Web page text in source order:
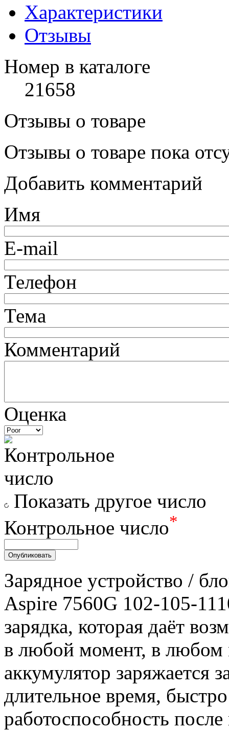
Характеристики
Отзывы
Номер в каталоге
21658
Отзывы о товаре
Отзывы о товаре пока
Добавить комментарий
Имя
E-mail
Телефон
Тема
Комментарий
Оценка
Показать другое число
Контрольное число*
Зарядное уcтройство /
Aspire 7560G 102-105-
зарядка, которая даёт
в любой момент, в
аккумулятор заряжается
длительное время, быстро
работоспособность